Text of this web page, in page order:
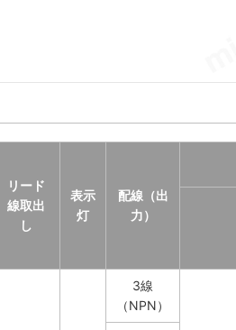
リード
線取出
し
表示
灯
配線（出
力）
3線
（NPN）